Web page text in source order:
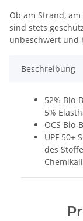
Ob am Strand,
sind stets
unbeschwert und
Beschreibung
52% Bio-
5%
OCS
UPF 50+
des